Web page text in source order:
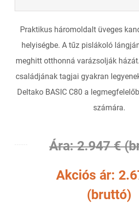
Praktikus háromoldalt üveges
helyiségbe. A tűz pislákoló
meghitt otthonná varázsolják
családjának tagjai gyakran
Deltako BASIC C80 a
számára.
Ára: 2.947 €
Akciós ár:
(bruttó)